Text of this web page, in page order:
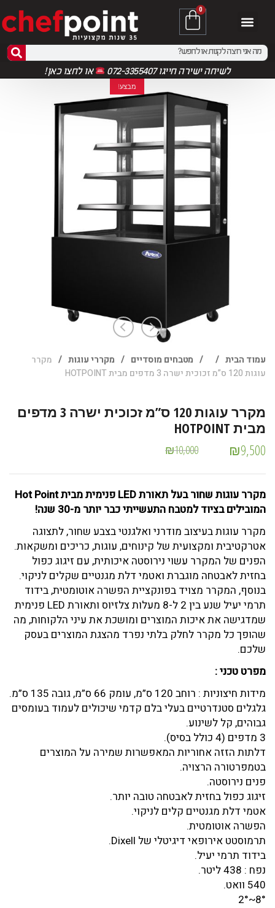
0
לשיחה ישירה חייגו 072-3355407 אולחצו כאן!
מבצע!
עמוד הבית /
/ מטבחים מוסדיים / מקררי עוגות / מקרר
עוגות 120 ס”מ זכוכית ישרה 3 מדפים מבית HOTPOINT
מקרר עוגות 120 ס”מ זכוכית ישרה 3 מדפים
מבית HOTPOINT
₪10,000 ₪9,500
מקרר עוגות שחור בעל תאורת LED פנימית מבית Hot Point
המובילים בציוד למטבח התעשייתי כבר יותר מ-30 שנה!
מקרר עוגות בעיצוב מודרני ואלגנטי בצבע שחור, לתצוגה
אטרקטיבית ומקצועית של קינוחים, עוגות, כריכים ומשקאות.
הפנים של המקרר עשוי נירוסטה איכותית, עם זיגוג כפול
בחזית לאבטחה מוגברת ואטמי דלת מגנטיים שקלים לניקוי.
בנוסף, המקרר מצויד בפונקציית הפשרה אוטומטית, בידוד
תרמי יעיל שנע בין 2 ל-8 מעלות צלזיוס ותאורת LED פנימית
שמדגישה את איכות המוצרים ומושכת את עיני הלקוחות, מה
שהופך כל מקרר לחלק בלתי נפרד מהצגת המוצרים בעסק
שלכם.
מפרט טכני :
מידות חיצוניות : רוחב 120 ס”מ, עומק 66 ס”מ, גובה 135 ס”מ.
גלגלים סטנדרטיים בעלי בלם קדמי שיכולים לעמוד בעומסים
גבוהים, קל לשינוע.
3 מדפים (4 כולל בסיס).
דלתות הזזה אחוריות המאפשרות שמירה על המוצרים
בטמפרטורה הרצויה.
פנים נירוסטה.
זיגוג כפול בחזית לאבטחה טובה יותר.
אטמי דלת מגנטיים קלים לניקוי.
הפשרה אוטומטית.
תרמוסטט אירופאי דיגיטלי של Dixell.
בידוד תרמי יעיל.
נפח : 438 ליטר.
540 וואט.
8°~2°